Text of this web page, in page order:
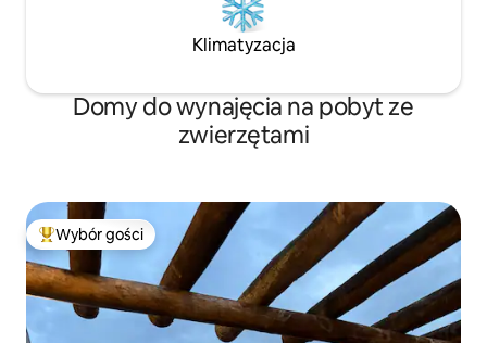
Klimatyzacja
Domy do wynajęcia na pobyt ze
zwierzętami
Najpopularniejsze z kategorii Wybór gości
Wybór gości